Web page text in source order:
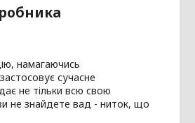
намагаючись
сучасне
не тільки всю свою
не знайдете вад - ниток, що